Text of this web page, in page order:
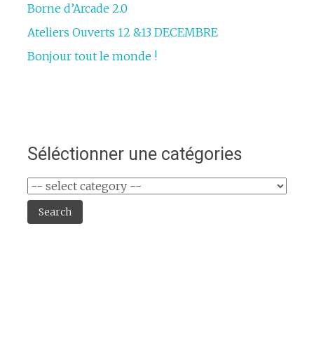
Borne d’Arcade 2.0
Ateliers Ouverts 12 &13 DECEMBRE
Bonjour tout le monde !
Séléctionner une catégories
Search